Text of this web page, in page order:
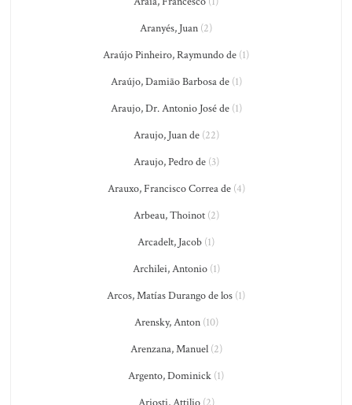
Aranyés, Juan (2)
Araújo Pinheiro, Raymundo de (1)
Araújo, Damião Barbosa de(1)
Araujo, Dr. Antonio José de(1)
Araujo, Juan de(22)
Araujo, Pedro de(3)
Arauxo, Francisco Correa de(4)
Arbeau, Thoinot(2)
Arcadelt, Jacob (1)
Archilei, Antonio(1)
Arcos, Matías Durango de los (1)
Arensky, Anton(10)
Arenzana, Manuel(2)
Argento, Dominick (1)